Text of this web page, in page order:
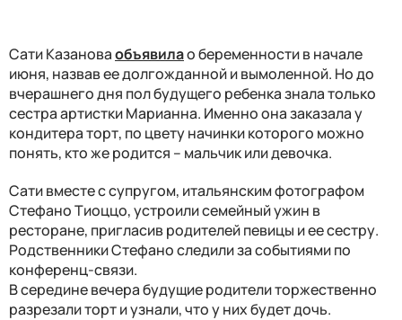
Сати Казановаобъявилао беременности в начале
июня, назвав ее долгожданной и вымоленной. Но до
вчерашнего дня пол будущего ребенка знала только
сестра артистки Марианна. Именно она заказала у
кондитера торт, по цвету начинки которого можно
понять, кто же родится – мальчик или девочка.
Сати вместе с супругом, итальянским фотографом
Стефано Тиоццо, устроили семейный ужин в
ресторане, пригласив родителей певицы и ее сестру.
Родственники Стефано следили за событиями по
конференц-связи.
В середине вечера будущие родители торжественно
разрезали торт и узнали, что у них будет дочь.